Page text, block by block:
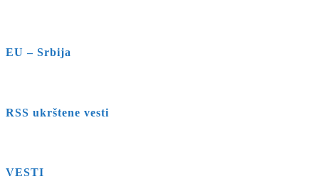
EU – Srbija
RSS ukrštene vesti
VESTI